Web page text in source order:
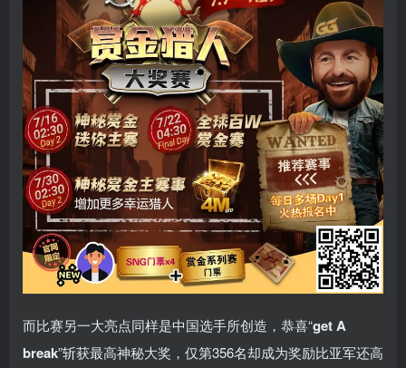
而比赛另一大亮点同样是中国选手所创造，恭喜“get A
break”斩获最高神秘大奖，仅第356名却成为奖励比亚军还高